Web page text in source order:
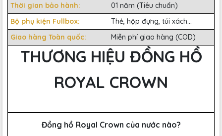
Thời gian bảo hành:
01 năm (Tiêu chuẩn)
Bộ phụ kiện Fullbox:
Thẻ, hộp đựng, túi xách...
Giao hàng Toàn quốc:
Miễn phí giao hàng (COD)
THƯƠNG HIỆU ĐỒNG HỒ
ROYAL CROWN
Đồng hồ Royal Crown của nước nào?